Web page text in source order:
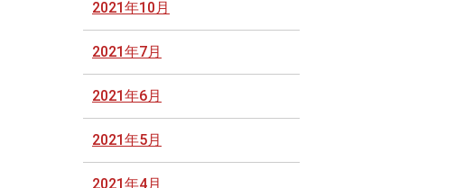
2021年10月
2021年7月
2021年6月
2021年5月
2021年4月